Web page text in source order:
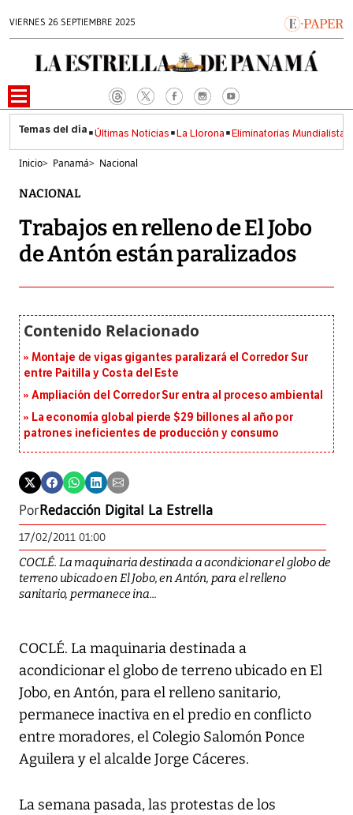
VIERNES 26 SEPTIEMBRE 2025
Últimas Noticias La Llorona Eliminatorias Mundialistas
Inicio> Panamá> Nacional
NACIONAL
Trabajos en relleno de El Jobo
de Antón están paralizados
Montaje de vigas gigantes paralizará el Corredor Sur
entre Paitilla y Costa del Este
Ampliación del Corredor Sur entra al proceso ambiental
La economía global pierde $29 billones al año por
patrones ineficientes de producción y consumo
PorRedacción Digital La Estrella
17/02/2011 01:00
COCLÉ. La maquinaria destinada a acondicionar el globo de
terreno ubicado en El Jobo, en Antón, para el relleno
sanitario, permanece ina...
COCLÉ. La maquinaria destinada a
acondicionar el globo de terreno ubicado en El
Jobo, en Antón, para el relleno sanitario,
permanece inactiva en el predio en conflicto
entre moradores, el Colegio Salomón Ponce
Aguilera y el alcalde Jorge Cáceres.
La semana pasada, las protestas de los